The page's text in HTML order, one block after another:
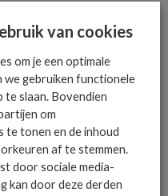
archief mag worden
gewoon periodiek
met klanten in
en onderwijs is dat
gaat het vaak om gevoelige
van
van cookies
om je een optimale
we gebruiken functionele
slaan. Bovendien
om
tonen en de inhoud
af te stemmen.
door sociale media-
kan door deze derden